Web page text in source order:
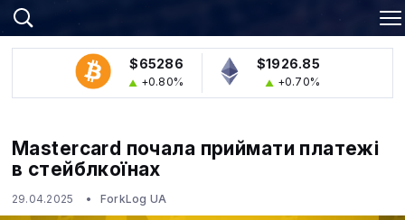
$65286
+0.80%
$1926.85
+0.70%
Mastercard почала приймати платежі
в стейблкоїнах
29.04.2025 ForkLog UA